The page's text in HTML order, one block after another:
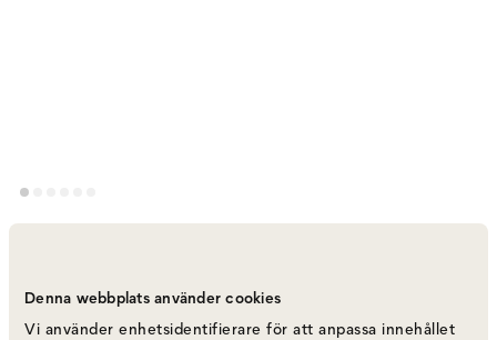
Denna webbplats använder cookies
Vi använder enhetsidentifierare för att anpassa innehållet
Varumärke:Vipp